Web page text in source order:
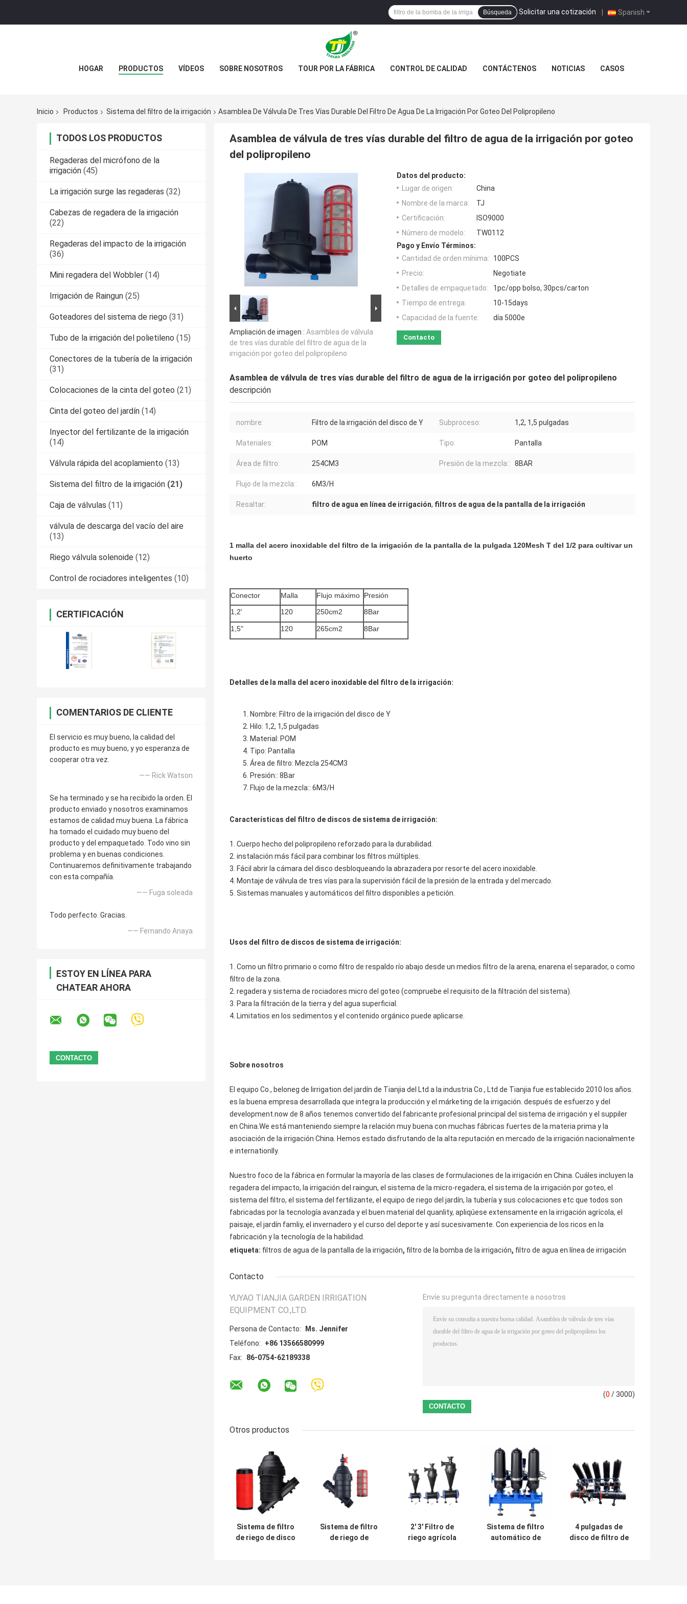
Spanish
Solicitar una cotización |
Búsqueda
HOGAR PRODUCTOS VÍDEOS SOBRE NOSOTROS TOUR POR LA FÁBRICA CONTROL DE CALIDAD CONTÁCTENOS NOTICIAS CASOS
Inicio Productos Sistema del filtro de la irrigación Asamblea De Válvula De Tres Vías Durable Del Filtro De Agua De La Irrigación Por Goteo Del Polipropileno
TODOS LOS PRODUCTOS
Regaderas del micrófono de la
irrigación (45)
La irrigación surge las regaderas (32)
Cabezas de regadera de la irrigación
(22)
Regaderas del impacto de la irrigación
(36)
Mini regadera del Wobbler (14)
Irrigación de Raingun (25)
Goteadores del sistema de riego (31)
Tubo de la irrigación del polietileno (15)
Conectores de la tubería de la irrigación
(31)
Colocaciones de la cinta del goteo (21)
Cinta del goteo del jardín (14)
Inyector del fertilizante de la irrigación
(14)
Válvula rápida del acoplamiento (13)
Sistema del filtro de la irrigación (21)
Caja de válvulas (11)
válvula de descarga del vacío del aire
(13)
Riego válvula solenoide (12)
Control de rociadores inteligentes (10)
CERTIFICACIÓN
COMENTARIOS DE CLIENTE
El servicio es muy bueno, la calidad del
producto es muy bueno, y yo esperanza de
cooperar otra vez.
—— Rick Watson
Se ha terminado y se ha recibido la orden. El
producto enviado y nosotros examinamos
estamos de calidad muy buena. La fábrica
ha tomado el cuidado muy bueno del
producto y del empaquetado. Todo vino sin
problema y en buenas condiciones.
Continuaremos definitivamente trabajando
con esta compañía.
—— Fuga soleada
Todo perfecto. Gracias.
—— Fernando Anaya
ESTOY EN LÍNEA PARA
CHATEAR AHORA
Asamblea de válvula de tres vías durable del filtro de agua de la irrigación por goteo
del polipropileno
Ampliación de imagen : Asamblea de válvula
de tres vías durable del filtro de agua de la
irrigación por goteo del polipropileno
Datos del producto:
Lugar de origen:
China
Nombre de la marca:
TJ
Certificación:
ISO9000
Número de modelo:
TW0112
Pago y Envío Términos:
Cantidad de orden mínima:
100PCS
Precio:
Negotiate
Detalles de empaquetado:
1pc/opp bolso, 30pcs/carton
Tiempo de entrega:
10-15days
Capacidad de la fuente:
día 5000e
Contacto
Asamblea de válvula de tres vías durable del filtro de agua de la irrigación por goteo del polipropileno
descripción
nombre: Filtro de la irrigación del disco de Y Subproceso: 1,2, 1,5 pulgadas
Materiales: POM Tipo: Pantalla
Área de filtro: 254CM3 Presión de la mezcla:: 8BAR
Flujo de la mezcla:: 6M3/H
Resaltar: filtro de agua en línea de irrigación, filtros de agua de la pantalla de la irrigación
1 malla del acero inoxidable del filtro de la irrigación de la pantalla de la pulgada 120Mesh T del 1/2 para cultivar un
huerto
Conector Malla Flujo máximo Presión
1,2'
120 250cm2 8Bar
1,5" 120 265cm2 8Bar
Detalles de la malla del acero inoxidable del filtro de la irrigación:
Nombre: Filtro de la irrigación del disco de Y
Hilo: 1,2, 1,5 pulgadas
Material: POM
Tipo: Pantalla
Área de filtro: Mezcla 254CM3
Presión:: 8Bar
Flujo de la mezcla:: 6M3/H
Características del filtro de discos de sistema de irrigación:
1. Cuerpo hecho del polipropileno reforzado para la durabilidad.
2. instalación más fácil para combinar los filtros múltiples.
3. Fácil abrir la cámara del disco desbloqueando la abrazadera por resorte del acero inoxidable.
4. Montaje de válvula de tres vías para la supervisión fácil de la presión de la entrada y del mercado.
5. Sistemas manuales y automáticos del filtro disponibles a petición.
Usos del filtro de discos de sistema de irrigación:
1. Como un filtro primario o como filtro de respaldo río abajo desde un medios filtro de la arena, enarena el separador, o como
filtro de la zona.
2. regadera y sistema de rociadores micro del goteo (compruebe el requisito de la filtración del sistema).
3. Para la filtración de la tierra y del agua superficial.
4. Limitatios en los sedimentos y el contenido orgánico puede aplicarse.
Sobre nosotros
El equipo Co., beloneg de Iirrigation del jardín de Tianjia del Ltd a la industria Co., Ltd de Tianjia fue establecido 2010 los años.
es la buena empresa desarrollada que integra la producción y el márketing de la irrigación. después de esfuerzo y del
development.now de 8 años tenemos convertido del fabricante profesional principal del sistema de irrigación y el suppiler
en China.We está manteniendo siempre la relación muy buena con muchas fábricas fuertes de la materia prima y la
asociación de la irrigación China. Hemos estado disfrutando de la alta reputación en mercado de la irrigación nacionalmente
e internationlly.
Nuestro foco de la fábrica en formular la mayoría de las clases de formulaciones de la irrigación en China. Cuáles incluyen la
regadera del impacto, la irrigación del raingun, el sistema de la micro-regadera, el sistema de la irrigación por goteo, el
sistema del filtro, el sistema del fertilizante, el equipo de riego del jardín, la tubería y sus colocaciones etc que todos son
fabricadas por la tecnología avanzada y el buen material del quanlity, apliqúese extensamente en la irrigación agrícola, el
paisaje, el jardín famliy, el invernadero y el curso del deporte y así sucesivamente. Con experiencia de los ricos en la
fabricación y la tecnología de la habilidad.
etiqueta: filtros de agua de la pantalla de la irrigación, filtro de la bomba de la irrigación, filtro de agua en línea de irrigación
Contacto
YUYAO TIANJIA GARDEN IRRIGATION
EQUIPMENT CO.,LTD.
Persona de Contacto:
Ms. Jennifer
Teléfono:
+86 13566580999
Fax:
86-0754-62189338
Envíe su pregunta directamente a nosotros
(0 / 3000)
Otros productos
Sistema de filtro
de riego de disco
Sistema de filtro
de riego de
2' 3' Filtro de
riego agrícola
Sistema de filtro
automático de
4 pulgadas de
disco de filtro de